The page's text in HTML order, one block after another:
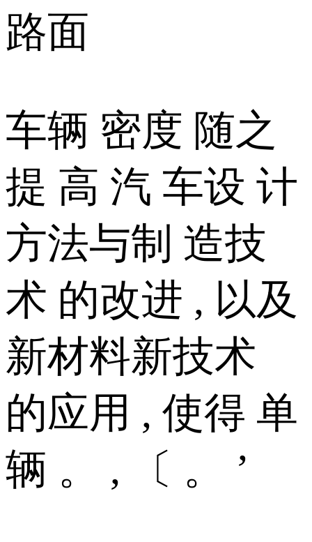
路面
车辆 密度 随之
提 高 汽 车设 计
方法与制 造技
术 的改进 , 以及
新材料新技术
的应用 , 使得 单
辆 。 , 〔 。 ’